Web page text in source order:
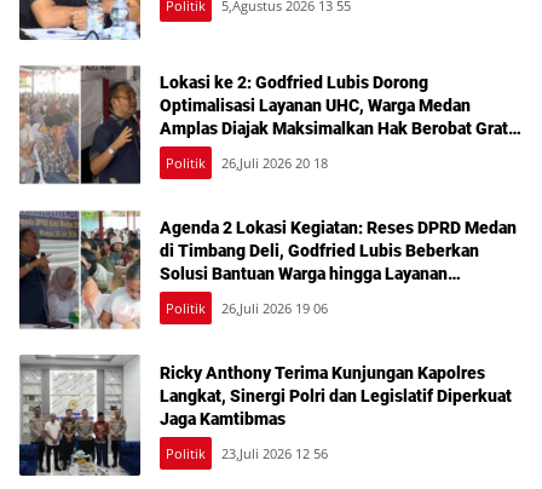
Politik 5,Agustus 2026 13 55
Lokasi ke 2: Godfried Lubis Dorong
Optimalisasi Layanan UHC, Warga Medan
Amplas Diajak Maksimalkan Hak Berobat Gratis
Bermodal KTP
Politik 26,Juli 2026 20 18
Agenda 2 Lokasi Kegiatan: Reses DPRD Medan
di Timbang Deli, Godfried Lubis Beberkan
Solusi Bantuan Warga hingga Layanan
Kesehatan Gratis
Politik 26,Juli 2026 19 06
Ricky Anthony Terima Kunjungan Kapolres
Langkat, Sinergi Polri dan Legislatif Diperkuat
Jaga Kamtibmas
Politik 23,Juli 2026 12 56